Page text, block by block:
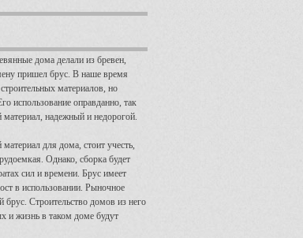
дома делали из бревен,
пришел брус. В наше время
материалов, но
использование оправданно, так
материал, надежный и недорогой.
для дома, стоит учесть,
Однако, сборка будет
сил и времени. Брус имеет
в использовании. Рыночное
Строительство домов из него
и жизнь в таком доме будут